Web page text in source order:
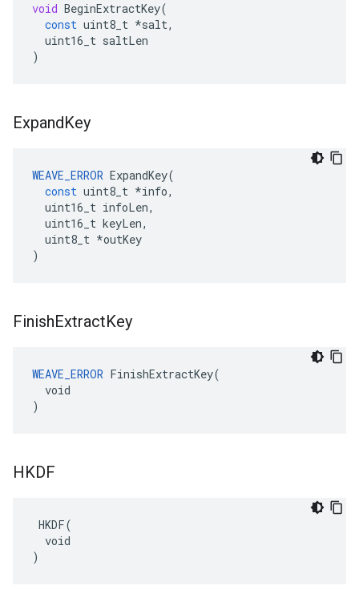
void BeginExtractKey(
const uint8_t *salt,
uint16_t saltLen
)
ExpandKey
WEAVE_ERROR ExpandKey(
const uint8_t *info,
uint16_t infoLen,
uint16_t keyLen,
uint8_t *outKey
)
FinishExtractKey
WEAVE_ERROR FinishExtractKey(
  void
)
HKDF
HKDF(
  void
)